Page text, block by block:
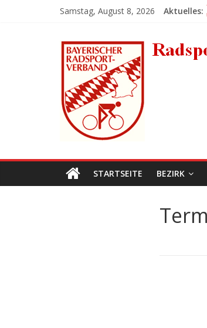
Samstag, August 8, 2026 Aktuelles:
Radsport-
Bezirk-
STARTSEITE BEZIRK